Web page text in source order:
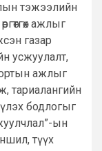
тэжээлийн
ажлыг
газар
усжуулалт,
ажлыг
тариалангийн
бодлогыг
ын
түүх